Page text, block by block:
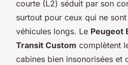
courte (L2) séduit par son
surtout pour ceux qui ne
véhicules longs. Le Peugeot
Transit Custom complètent
cabines bien insonorisées et